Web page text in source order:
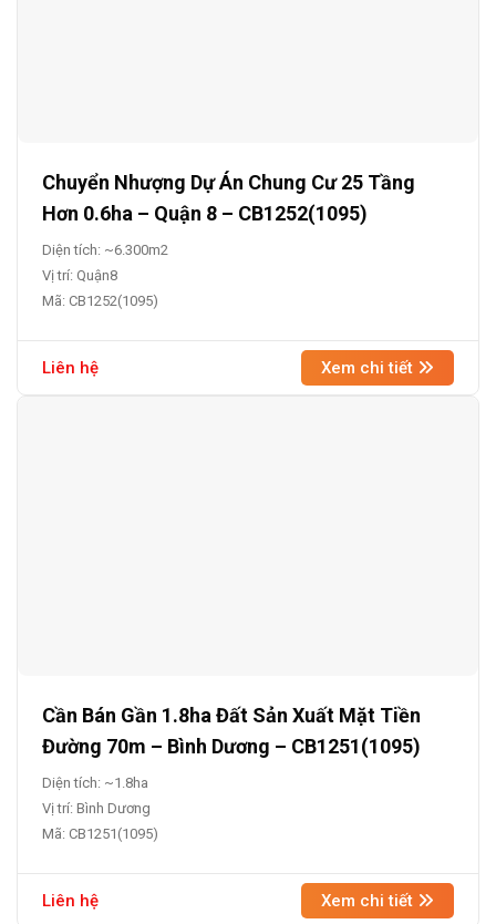
Chuyển Nhượng Dự Án Chung Cư 25 Tầng
Hơn 0.6ha – Quận 8 – CB1252(1095)
Diện tích: ~6.300m2
Vị trí: Quận8
Mã: CB1252(1095)
Liên hệ Xem chi tiết
Cần Bán Gần 1.8ha Đất Sản Xuất Mặt Tiền
Đường 70m – Bình Dương – CB1251(1095)
Diện tích: ~1.8ha
Vị trí: Bình Dương
Mã: CB1251(1095)
Liên hệ Xem chi tiết